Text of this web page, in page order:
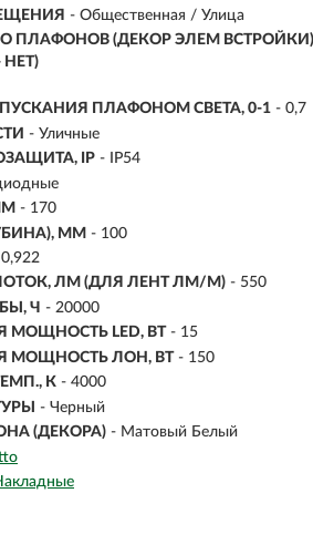
- Общественная / Улица
ПЛАФОНОВ (ДЕКОР ЭЛЕМ
НЕТ)
ПЛАФОНОМ СВЕТА, 0-1 - 0,7
- Уличные
IP - IP54
- 170
ММ - 100
ЛМ (ДЛЯ ЛЕНТ ЛМ/М) - 550
Ч - 20000
МОЩНОСТЬ LED, ВТ - 15
МОЩНОСТЬ ЛОН, ВТ - 150
К - 4000
- Черный
(ДЕКОРА) - Матовый Белый